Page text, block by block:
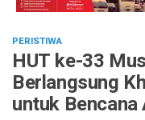
PERISTIWA
HUT ke-33
Berlangsung
untuk Bencana